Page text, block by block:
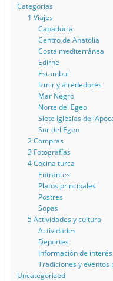
Categorias
1 Viajes
Capadocia
Centro de Anatolia
Costa mediterránea
Edirne
Estambul
Izmir y alrededores
Mar Negro
Norte del Egeo
Siete Iglesias del
Sur del Egeo
2 Compras
3 Fotografías
4 Cocina turca
Entrantes
Platos principales
Postres
Sopas
5 Actividades y cultura
Actividades
Deportes
Información de interés
Tradiciones y eventos
Uncategorized